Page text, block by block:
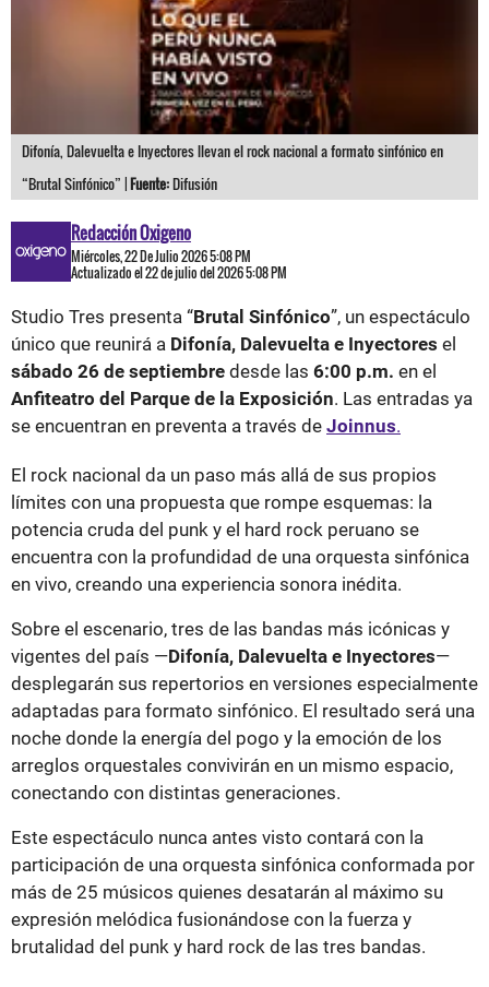
Difonía, Dalevuelta e Inyectores llevan el rock nacional a formato sinfónico en
“Brutal Sinfónico” |Fuente:Difusión
Redacción Oxigeno
Miércoles, 22 De Julio 2026 5:08 PM
Actualizado el 22 de julio del 2026 5:08 PM
Studio Tres presenta “Brutal Sinfónico”, un espectáculo
único que reunirá a Difonía, Dalevuelta e Inyectores el
sábado 26 de septiembre desde las 6:00 p.m. en el
Anfiteatro del Parque de la Exposición. Las entradas ya
se encuentran en preventa a través de Joinnus.
El rock nacional da un paso más allá de sus propios
límites con una propuesta que rompe esquemas: la
potencia cruda del punk y el hard rock peruano se
encuentra con la profundidad de una orquesta sinfónica
en vivo, creando una experiencia sonora inédita.
Sobre el escenario, tres de las bandas más icónicas y
vigentes del país —Difonía, Dalevuelta e Inyectores—
desplegarán sus repertorios en versiones especialmente
adaptadas para formato sinfónico. El resultado será una
noche donde la energía del pogo y la emoción de los
arreglos orquestales convivirán en un mismo espacio,
conectando con distintas generaciones.
Este espectáculo nunca antes visto contará con la
participación de una orquesta sinfónica conformada por
más de 25 músicos quienes desatarán al máximo su
expresión melódica fusionándose con la fuerza y
brutalidad del punk y hard rock de las tres bandas.